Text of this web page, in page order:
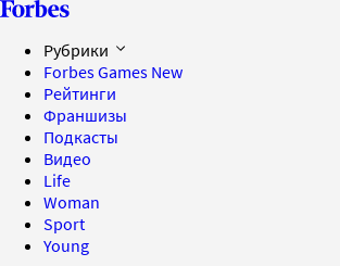
Рубрики
Forbes Games New
Рейтинги
Франшизы
Подкасты
Видео
Life
Woman
Sport
Young